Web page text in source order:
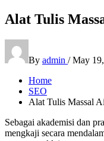
Alat Tulis
By admin /May
Home
SEO
Alat Tulis Massal
Sebagai akademisi dan
mengkaji secara